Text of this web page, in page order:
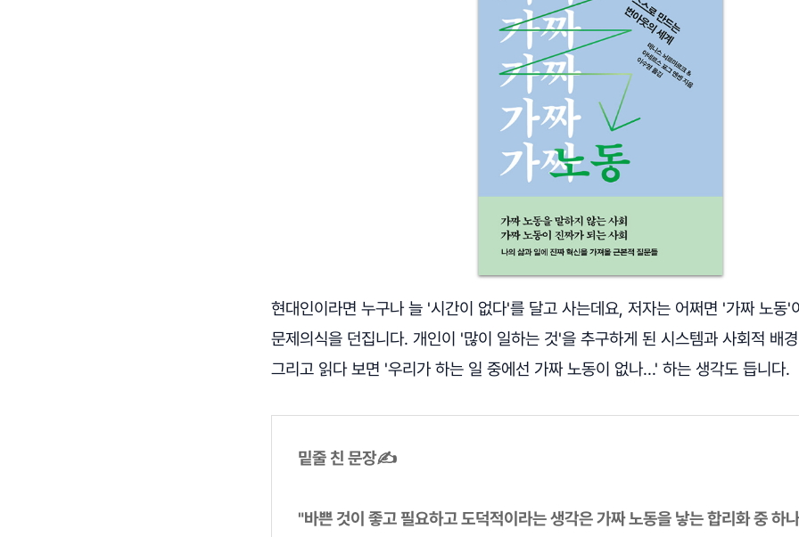
현대인이라면 누구나 늘 '시간이 없다'를 달고 사는데요, 저자는 어쩌면 '가짜 노동'
문제의식을 던집니다. 개인이 '많이 일하는 것'을 추구하게 된 시스템과 사회적 배
그리고 읽다 보면 '우리가 하는 일 중에선 가짜 노동이 없나...' 하는 생각도 듭니다.
밑줄 친 문장✍️
"바쁜 것이 좋고 필요하고 도덕적이라는 생각은 가짜 노동을 낳는 합리화 중 하